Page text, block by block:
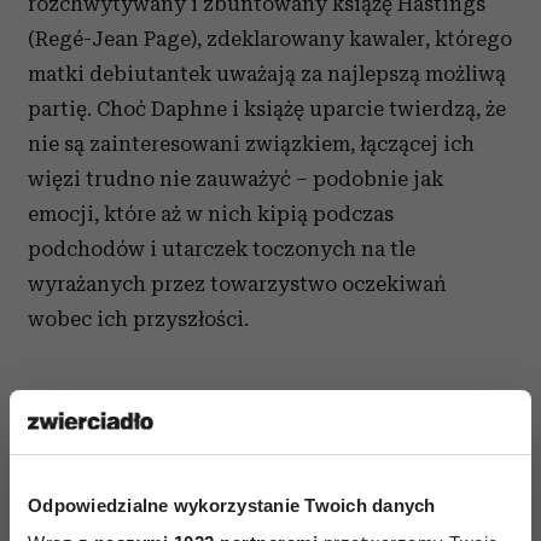
Odpowiedzialne wykorzystanie Twoich danych
(Regé-Jean Page), zdeklarowany kawaler, którego
matki debiutantek uważają za najlepszą możliwą
partię. Choć Daphne i książę uparcie twierdzą, że
nie są zainteresowani związkiem, łączącej ich
więzi trudno nie zauważyć – podobnie jak
emocji, które aż w nich kipią podczas
podchodów i utarczek toczonych na tle
wyrażanych przez towarzystwo oczekiwań
wobec ich przyszłości.